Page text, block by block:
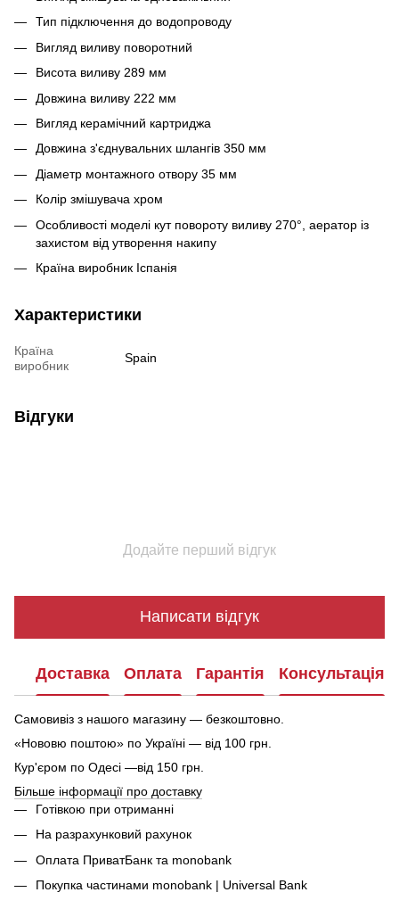
Тип підключення до водопроводу
Вигляд виливу поворотний
Висота виливу 289 мм
Довжина виливу 222 мм
Вигляд керамічний картриджа
Довжина з'єднувальних шлангів 350 мм
Діаметр монтажного отвору 35 мм
Колір змішувача хром
Особливості моделі кут повороту виливу 270°, аератор із
захистом від утворення накипу
Країна виробник Іспанія
Характеристики
Країна
виробник
Spain
Відгуки
Додайте перший відгук
Написати відгук
Доставка Оплата Гарантія Консультація
Самовивіз з нашого магазину — безкоштовно.
«Нововю поштою» по Україні — від 100 грн.
Кур'єром по Одесі —від 150 грн.
Більше інформації про доставку
Готівкою при отриманні
На разрахунковий рахунок
Оплата ПриватБанк та monobank
Покупка частинами monobank | Universal Bank